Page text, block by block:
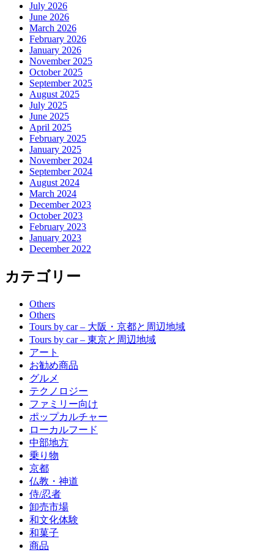
July 2026
June 2026
March 2026
February 2026
January 2026
November 2025
October 2025
September 2025
August 2025
July 2025
June 2025
April 2025
February 2025
January 2025
November 2024
September 2024
August 2024
March 2024
December 2023
October 2023
February 2023
January 2023
December 2022
カテゴリー
Others
Others
Tours by car – 大阪・京都と周辺地域
Tours by car – 東京と周辺地域
アート
お勧め商品
グルメ
テクノロジー
ファミリー向け
ポップカルチャー
ローカルフード
中部地方
乗り物
京都
仏教・神道
侍/忍者
卸売市場
和文化体験
和菓子
商品